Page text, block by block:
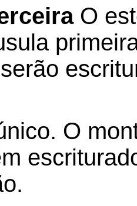
O
O